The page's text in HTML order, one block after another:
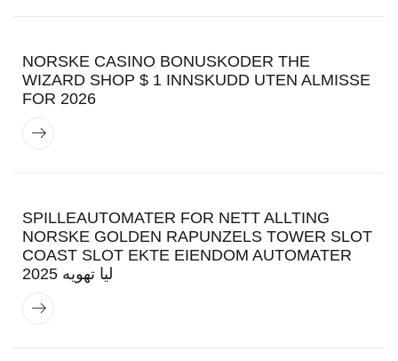
NORSKE CASINO BONUSKODER THE
WIZARD SHOP $ 1 INNSKUDD UTEN ALMISSE
FOR 2026
SPILLEAUTOMATER FOR NETT ALLTING
NORSKE GOLDEN RAPUNZELS TOWER SLOT
COAST SLOT EKTE EIENDOM AUTOMATER
2025 لیا تهویه